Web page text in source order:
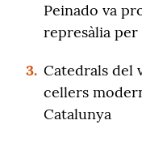
Peinado va
represàlia
3. Catedrals del
cellers
Catalunya